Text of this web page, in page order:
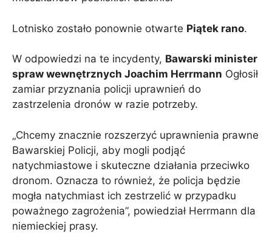
Lotnisko zostało ponownie otwarte Piątek rano.
W odpowiedzi na te incydenty, Bawarski minister
spraw wewnętrznych Joachim Herrmann Ogłosił
zamiar przyznania policji uprawnień do
zastrzelenia dronów w razie potrzeby.
„Chcemy znacznie rozszerzyć uprawnienia prawne
Bawarskiej Policji, aby mogli podjąć
natychmiastowe i skuteczne działania przeciwko
dronom. Oznacza to również, że policja będzie
mogła natychmiast ich zestrzelić w przypadku
poważnego zagrożenia”, powiedział Herrmann dla
niemieckiej prasy.